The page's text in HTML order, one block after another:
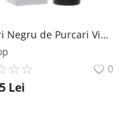
Purcari Negru de Purcari Vintage - Vin Rosu Sec - Republica Moldova - 0.75L Crama Purcari
0
Lei